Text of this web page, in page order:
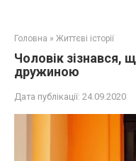
Головна » Життєві історії
Чоловік зізнався,
дружиною
Дата публікації: 24.09.2020